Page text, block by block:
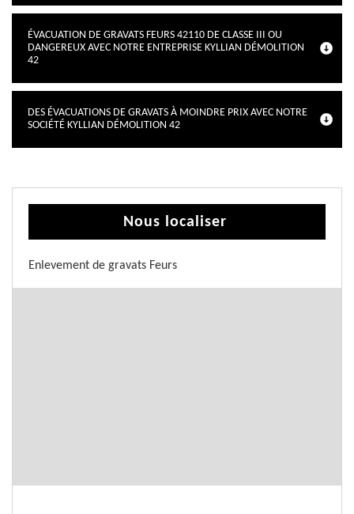
ÉVACUATION DE GRAVATS FEURS 42110 DE CLASSE III OU
DANGEREUX AVEC NOTRE ENTREPRISE KYLLIAN DÉMOLITION
42
DES ÉVACUATIONS DE GRAVATS À MOINDRE PRIX AVEC NOTRE
SOCIÉTÉ KYLLIAN DÉMOLITION 42
Nous localiser
Enlevement de gravats Feurs